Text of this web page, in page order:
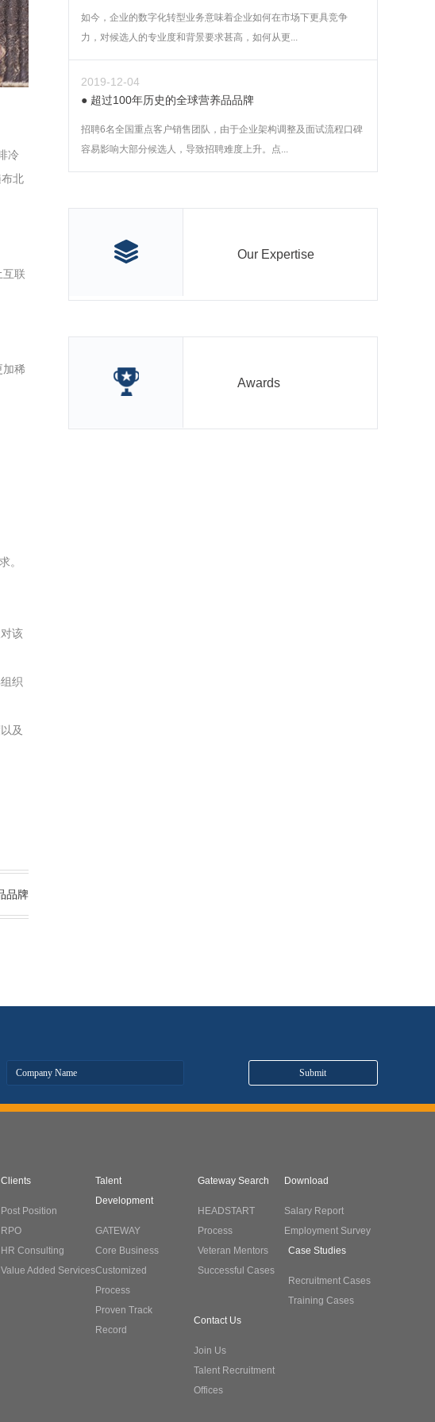
冷
北
互联
加稀
。
该
织
及
品牌
如今，企业的数字化转型业务意味着企业如何在市场下更具竞争
力，对候选人的专业度和背景要求甚高，如何从更...
2019-12-04
超过100年历史的全球营养品品牌
招聘6名全国重点客户销售团队，由于企业架构调整及面试流程口碑
容易影响大部分候选人，导致招聘难度上升。点...
Our Expertise
Awards
Clients
Post Position
RPO
HR Consulting
Value Added Services
Talent
Development
GATEWAY
Core Business
Customized
Process
Proven Track
Record
Gateway Search
HEADSTART
Process
Veteran Mentors
Successful Cases
Download
Salary Report
Employment Survey
Case Studies
Recruitment Cases
Training Cases
Contact Us
Join Us
Talent Recruitment
Offices